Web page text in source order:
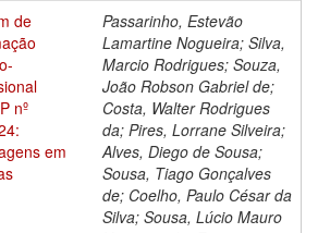
de
nº
em
Passarinho, Estevão
Lamartine Nogueira; Silva,
Marcio Rodrigues; Souza,
João Robson Gabriel de;
Costa, Walter Rodrigues
da; Pires, Lorrane Silveira;
Alves, Diego de Sousa;
Sousa, Tiago Gonçalves
de; Coelho, Paulo César da
Silva; Sousa, Lúcio Mauro